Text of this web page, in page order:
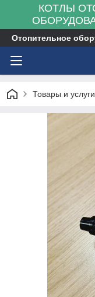
КОТЛЫ
Отопительное
Товары и услуги